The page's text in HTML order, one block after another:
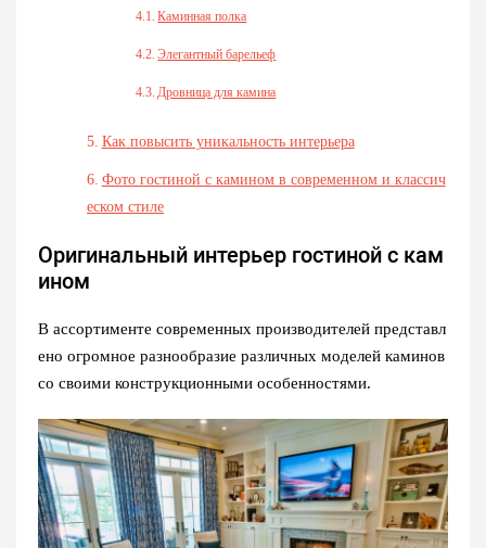
Каминная полка
Элегантный барельеф
Дровница для камина
Как повысить уникальность интерьера
Фото гостиной с камином в современном и классич
еском стиле
Оригинальный интерьер гостиной с кам
ином
В ассортименте современных производителей представл
ено огромное разнообразие различных моделей каминов
со своими конструкционными особенностями.